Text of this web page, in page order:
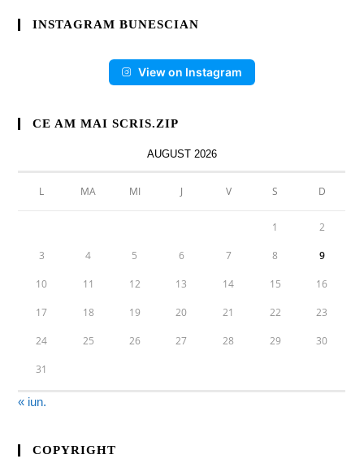
INSTAGRAM BUNESCIAN
View on Instagram
CE AM MAI SCRIS.ZIP
AUGUST 2026
L MA MI J V S D
1 2
3 4 5 6 7 8 9
10 11 12 13 14 15 16
17 18 19 20 21 22 23
24 25 26 27 28 29 30
31
« iun.
COPYRIGHT